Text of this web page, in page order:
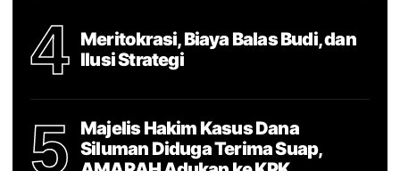
4
Meritokrasi, Biaya Balas Budi, dan
Ilusi Strategi
5
Majelis Hakim Kasus Dana
Siluman Diduga Terima Suap,